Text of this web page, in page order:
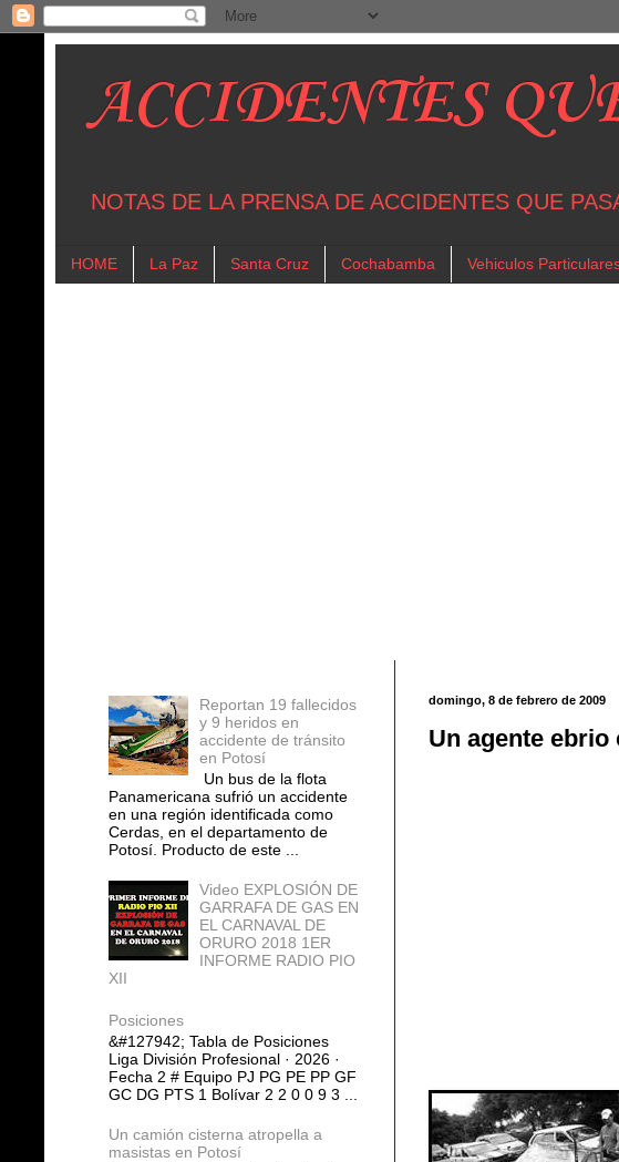
ACCIDENTES
NOTAS DE LA PRENSA DE ACCIDENTES QUE
HOME La Paz Santa Cruz Cochabamba Vehiculos
domingo, 8 de febrero de 2009
Un agente
Reportan 19 fallecidos
y 9 heridos en
accidente de tránsito
en Potosí
Un bus de la flota
Panamericana sufrió un accidente
en una región identificada como
Cerdas, en el departamento de
Potosí. Producto de este ...
Video EXPLOSIÓN DE
GARRAFA DE GAS EN
EL CARNAVAL DE
ORURO 2018 1ER
INFORME RADIO PIO
XII
Posiciones
&#127942; Tabla de Posiciones
Liga División Profesional · 2026 ·
Fecha 2 # Equipo PJ PG PE PP GF
GC DG PTS 1 Bolívar 2 2 0 0 9 3 ...
Un camión cisterna atropella a
masistas en Potosí